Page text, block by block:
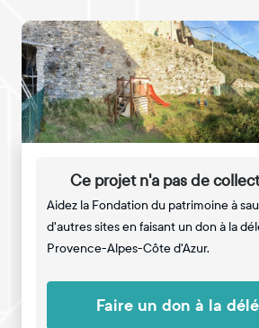
Ce projet n'a pas de
Aidez la Fondation du patrimoine à
d'autres sites en faisant un don à la
Provence-Alpes-Côte d'Azur.
Faire un don à la